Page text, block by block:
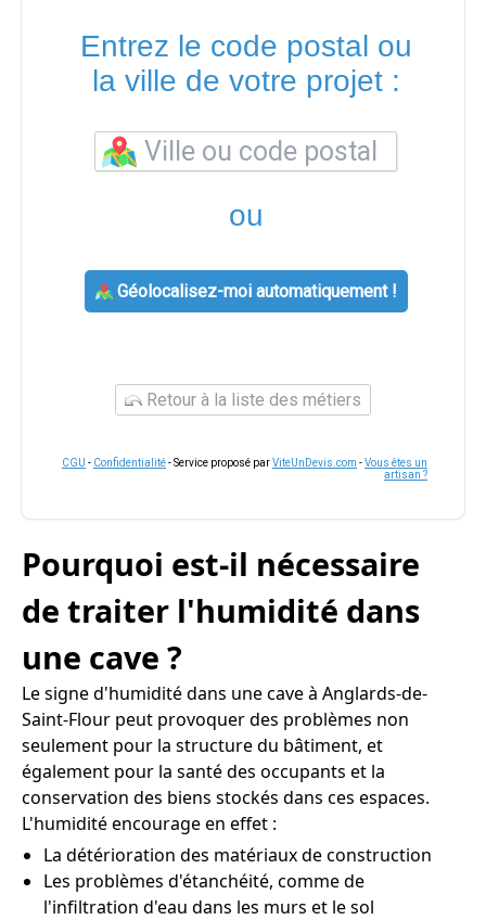
Entrez le code postal ou
la ville de votre projet :
ou
Géolocalisez-moi automatiquement !
Retour à la liste des métiers
CGU - Confidentialité- Service proposé parViteUnDevis.com -Vous êtes un
artisan ?
Pourquoi est-il nécessaire
de traiter l'humidité dans
une cave ?
Le signe d'humidité dans une cave à Anglards-de-
Saint-Flour peut provoquer des problèmes non
seulement pour la structure du bâtiment, et
également pour la santé des occupants et la
conservation des biens stockés dans ces espaces.
L'humidité encourage en effet :
La détérioration des matériaux de construction
Les problèmes d'étanchéité, comme de
l'infiltration d'eau dans les murs et le sol